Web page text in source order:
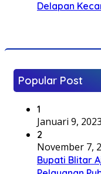
Delapan
Popular Post
1
Januari 9, 2023
2
November 7,
Bupati Blitar